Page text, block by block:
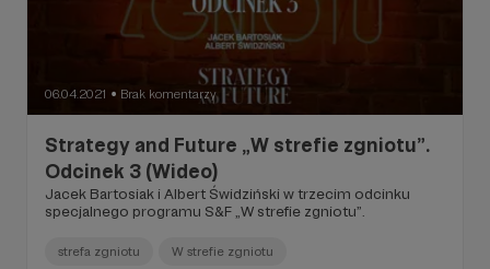
06.04.2021 ● Brak komentarzy
Strategy and Future „W strefie zgniotu”.
Odcinek 3 (Wideo)
Jacek Bartosiak i Albert Świdziński w trzecim odcinku
specjalnego programu S&F „W strefie zgniotu”.
strefa zgniotu W strefie zgniotu